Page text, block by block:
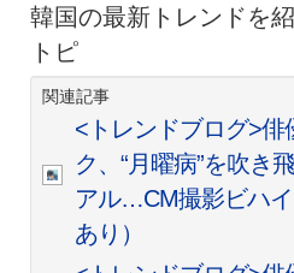
韓国の最新トレンドを
トピ
関連記事
<トレンドブログ>俳
ク、“月曜病”を吹き
アル…CM撮影ビハ
あり）